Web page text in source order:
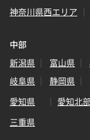
神奈川県西エリア
中部
新潟県
富山県
岐阜県
静岡県
愛知県
愛知北
三重県